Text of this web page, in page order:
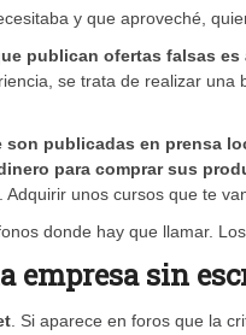
y que aproveché,
publican ofertas falsas
se trata de realizar
son publicadas en prensa
para comprar sus
unos cursos que te
donde hay que llamar.
empresa sin
. Si aparece en foros que la